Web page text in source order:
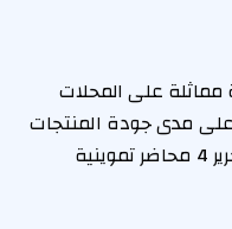
مماثلة على المحلات
على مدى جودة المنتجات
وتوفرها بالأسواق، وأسفرت عن تحرير 4 محاضر تموينية